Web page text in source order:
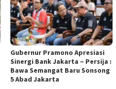
Gubernur Pramono Apresiasi
Sinergi Bank Jakarta – Persija :
Bawa Semangat Baru Sonsong
5 Abad Jakarta